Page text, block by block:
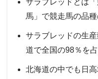
サラブレッドとは
馬」で競走馬の品
サラブレッドの生
道で全国の98％を
北海道の中でも日